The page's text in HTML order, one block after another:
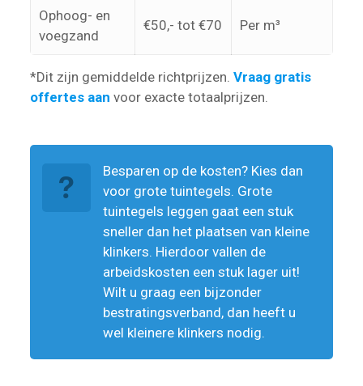
Ophoog- en
voegzand
€50,- tot €70 Per m³
*Dit zijn gemiddelde richtprijzen. Vraag gratis
offertes aan voor exacte totaalprijzen.
Besparen op de kosten? Kies dan
voor grote tuintegels. Grote
tuintegels leggen gaat een stuk
sneller dan het plaatsen van kleine
klinkers. Hierdoor vallen de
arbeidskosten een stuk lager uit!
Wilt u graag een bijzonder
bestratingsverband, dan heeft u
wel kleinere klinkers nodig.